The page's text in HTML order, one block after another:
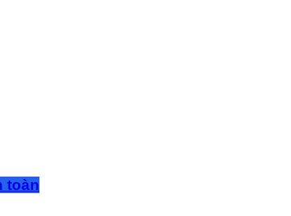
toàn